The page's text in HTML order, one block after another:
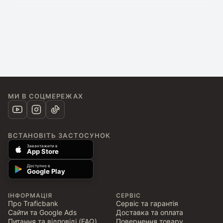
МИ В СОЦМЕРЕЖАХ
ВСТАНОВІТЬ ЗАСТОСУНОК
Завантажити в
App Store
Доступно в
Google Play
ІНФОРМАЦІЯ
Про Traficbank
Сайти та Google Ads
Питання та відповіді (FAQ)
СЕРВІС
Сервіс та гарантія
Доставка та оплата
Повернення товару